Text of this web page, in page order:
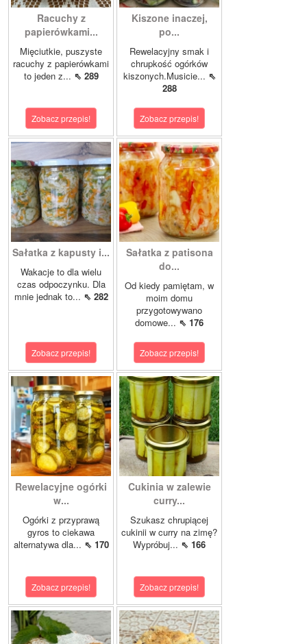
Racuchy z
papierówkami...
Mięciutkie, puszyste
racuchy z papierówkami
to jeden z... ⇖ 289
Zobacz przepis!
Kiszone inaczej,
po...
Rewelacyjny smak i
chrupkość ogórków
kiszonych.Musicie... ⇖
288
Zobacz przepis!
Sałatka z kapusty i...
Wakacje to dla wielu
czas odpoczynku. Dla
mnie jednak to... ⇖ 282
Zobacz przepis!
Sałatka z patisona
do...
Od kiedy pamiętam, w
moim domu
przygotowywano
domowe... ⇖ 176
Zobacz przepis!
Rewelacyjne ogórki
w...
Ogórki z przyprawą
gyros to ciekawa
alternatywa dla... ⇖ 170
Zobacz przepis!
Cukinia w zalewie
curry...
Szukasz chrupiącej
cukinii w curry na zimę?
Wypróbuj... ⇖ 166
Zobacz przepis!